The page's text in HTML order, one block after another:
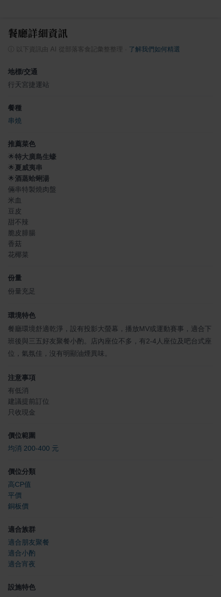
餐廳詳細資訊
ⓘ 以下資訊由 AI 從部落客食記彙整整理 了解我們如何精選
地標/交通
行天宮捷運站
餐種
串燒
推薦菜色
🌟特大廣島生蠔
🌟夏威夷串
🌟酒蒸蛤蜊湯
倆串特製燒肉盤
米血
豆皮
甜不辣
脆皮腓腸
香菇
花椰菜
份量
份量充足
環境特色
餐廳環境舒適乾淨，設有投影大螢幕，播放MV或運動賽事，適合下
班後與三五好友聚餐小酌。店內座位不多，有2-4人座位及吧台式座
位，氣氛佳，沒有明顯油煙異味。
注意事項
有低消
建議提前訂位
只收現金
價位範圍
均消 200-400 元
價位分類
高CP值
平價
銅板價
適合族群
適合朋友聚餐
適合小酌
適合宵夜
設施特色